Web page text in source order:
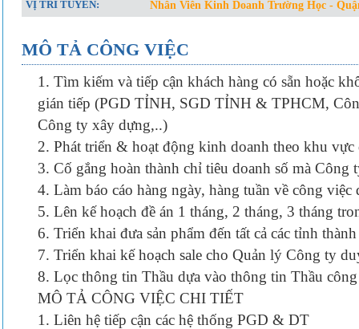
VỊ TRÍ TUYỂN: Nhân Viên Kinh Doanh Trường Học -
MÔ TẢ CÔNG VIỆC
1. Tìm kiếm và tiếp cận khách hàng có sẵn hoặc
gián tiếp (PGD TỈNH, SGD TỈNH & TPHCM,
Công ty xây dựng,..)
2. Phát triển & hoạt động kinh doanh theo khu vực
3. Cố gắng hoàn thành chỉ tiêu doanh số mà Công
4. Làm báo cáo hàng ngày, hàng tuần về công việc
5. Lên kế hoạch đề án 1 tháng, 2 tháng, 3 tháng
6. Triển khai đưa sản phẩm đến tất cả các tỉnh thành
7. Triển khai kế hoạch sale cho Quản lý Công ty
8. Lọc thông tin Thầu dựa vào thông tin Thầu
MÔ TẢ CÔNG VIỆC CHI TIẾT
1. Liên hệ tiếp cận các hệ thống PGD & DT